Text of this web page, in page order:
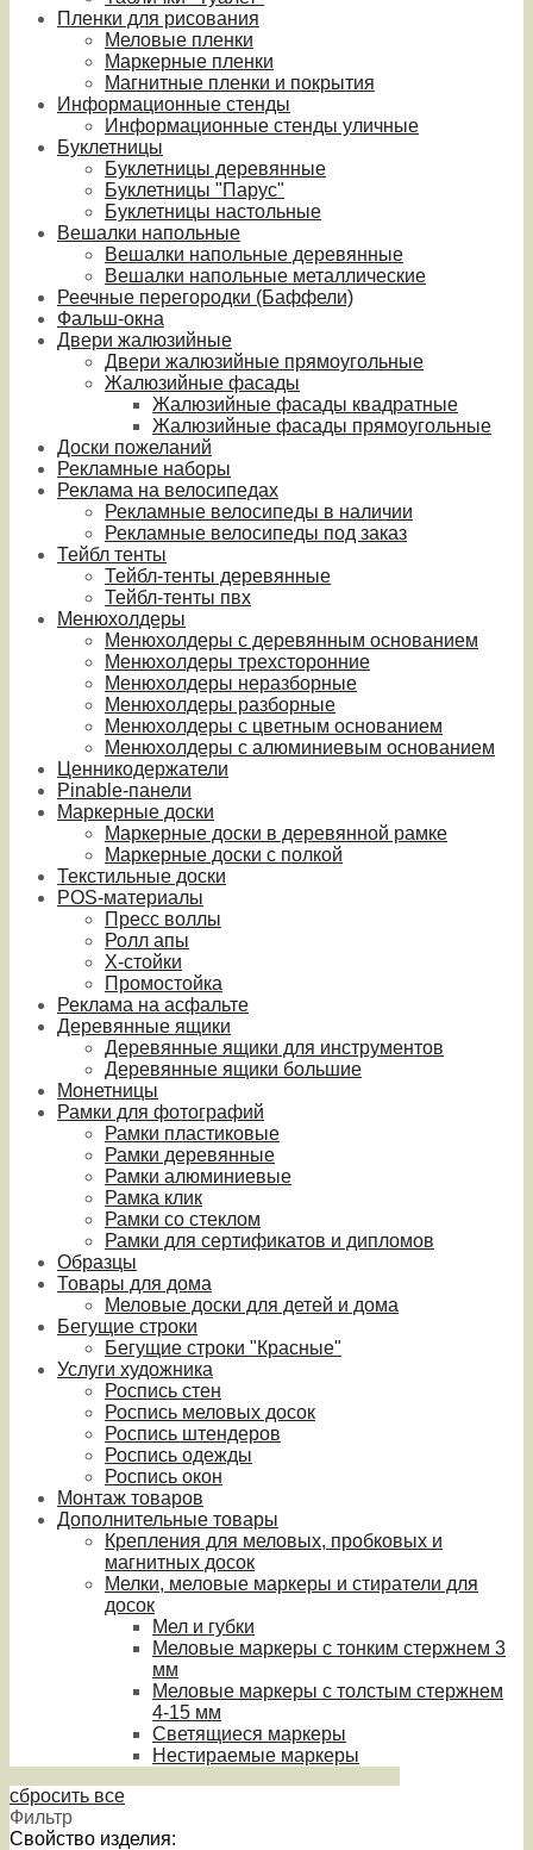
Пленки для рисования
Меловые пленки
Маркерные пленки
Магнитные пленки и покрытия
Информационные стенды
Информационные стенды уличные
Буклетницы
Буклетницы деревянные
Буклетницы "Парус"
Буклетницы настольные
Вешалки напольные
Вешалки напольные деревянные
Вешалки напольные металлические
Реечные перегородки (Баффели)
Фальш-окна
Двери жалюзийные
Двери жалюзийные прямоугольные
Жалюзийные фасады
Жалюзийные фасады квадратные
Жалюзийные фасады прямоугольные
Доски пожеланий
Рекламные наборы
Реклама на велосипедах
Рекламные велосипеды в наличии
Рекламные велосипеды под заказ
Тейбл тенты
Тейбл-тенты деревянные
Тейбл-тенты пвх
Менюхолдеры
Менюхолдеры с деревянным основанием
Менюхолдеры трехсторонние
Менюхолдеры неразборные
Менюхолдеры разборные
Менюхолдеры с цветным основанием
Менюхолдеры с алюминиевым основанием
Ценникодержатели
Pinable-панели
Маркерные доски
Маркерные доски в деревянной рамке
Маркерные доски с полкой
Текстильные доски
POS-материалы
Пресс воллы
Ролл апы
Х-стойки
Промостойка
Реклама на асфальте
Деревянные ящики
Деревянные ящики для инструментов
Деревянные ящики большие
Монетницы
Рамки для фотографий
Рамки пластиковые
Рамки деревянные
Рамки алюминиевые
Рамка клик
Рамки со стеклом
Рамки для сертификатов и дипломов
Образцы
Товары для дома
Меловые доски для детей и дома
Бегущие строки
Бегущие строки "Красные"
Услуги художника
Роспись стен
Роспись меловых досок
Роспись штендеров
Роспись одежды
Роспись окон
Монтаж товаров
Дополнительные товары
Крепления для меловых, пробковых и
магнитных досок
Мелки, меловые маркеры и стиратели для
досок
Мел и губки
Меловые маркеры с тонким стержнем 3
мм
Меловые маркеры с толстым стержнем
4-15 мм
Светящиеся маркеры
Нестираемые маркеры
сбросить все
Фильтр
Свойство изделия: